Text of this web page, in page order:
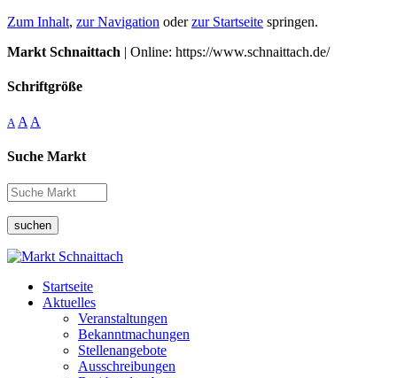
Zum Inhalt, zur Navigation oderzur Startseite springen.
Markt Schnaittach | Online: https://www.schnaittach.de/
Schriftgröße
A A A
Suche Markt
suchen
Startseite
Aktuelles
Veranstaltungen
Bekanntmachungen
Stellenangebote
Ausschreibungen